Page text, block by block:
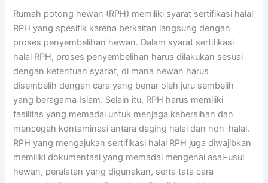
Rumah potong hewan (RPH) memiliki syarat sertifikasi halal
RPH yang spesifik karena berkaitan langsung dengan
proses penyembelihan hewan. Dalam syarat sertifikasi
halal RPH, proses penyembelihan harus dilakukan sesuai
dengan ketentuan syariat, di mana hewan harus
disembelih dengan cara yang benar oleh juru sembelih
yang beragama Islam. Selain itu, RPH harus memiliki
fasilitas yang memadai untuk menjaga kebersihan dan
mencegah kontaminasi antara daging halal dan non-halal.
RPH yang mengajukan sertifikasi halal RPH juga diwajibkan
memiliki dokumentasi yang memadai mengenai asal-usul
hewan, peralatan yang digunakan, serta tata cara